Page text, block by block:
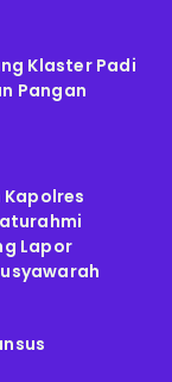
Klaster Padi
Pangan
Kapolres
Lapor